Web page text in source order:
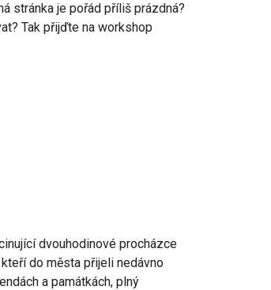
stránka je pořád příliš prázdná?
Tak přijďte na workshop
dvouhodinové procházce
do města přijeli nedávno
a památkách, plný